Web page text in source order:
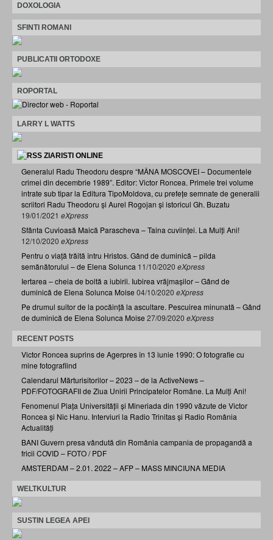
DOXOLOGIA
SFINTI ROMANI
PUBLICATII ORTODOXE
ROPORTAL
LARRY L WATTS
ZIARISTI ONLINE
Generalul Radu Theodoru despre “MÂNA MOSCOVEI – Documentele
crimei din decembrie 1989”. Editor: Victor Roncea. Primele trei volume
intrate sub tipar la Editura TipoMoldova, cu prefețe semnate de generalii
scriitori Radu Theodoru și Aurel Rogojan și istoricul Gh. Buzatu
19/01/2021 eXpress
Sfânta Cuvioasă Maică Parascheva – Taina cuviinței. La Mulți Ani!
12/10/2020 eXpress
Pentru o viață trăită întru Hristos. Gând de duminică – pilda
semănătorului – de Elena Solunca 11/10/2020 eXpress
Iertarea – cheia de boltă a iubirii. Iubirea vrăjmașilor – Gând de
duminică de Elena Solunca Moise 04/10/2020 eXpress
Pe drumul suitor de la pocăință la ascultare. Pescuirea minunată – Gând
de duminică de Elena Solunca Moise 27/09/2020 eXpress
RECENT POSTS
Victor Roncea suprins de Agerpres în 13 iunie 1990: O fotografie cu
mine fotografiind
Calendarul Mărturisitorilor – 2023 – de la ActiveNews –
PDF/FOTOGRAFII de Ziua Unirii Principatelor Române. La Mulți Ani!
Fenomenul Piața Universității și Mineriada din 1990 văzute de Victor
Roncea și Nic Hanu. Interviuri la Radio Trinitas și Radio România
Actualități
BANI Guvern presa vândută din România campania de propagandă a
fricii COVID – FOTO / PDF
AMSTERDAM – 2.01. 2022 – AFP – MASS MINCIUNA MEDIA
WELTKULTUR
SUSTIN LEGEA APEI